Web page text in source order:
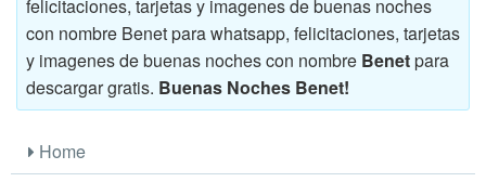
felicitaciones, tarjetas y imagenes de buenas noches
con nombre Benet para whatsapp, felicitaciones, tarjetas
y imagenes de buenas noches con nombre Benetpara
descargar gratis. Buenas Noches Benet!
Home